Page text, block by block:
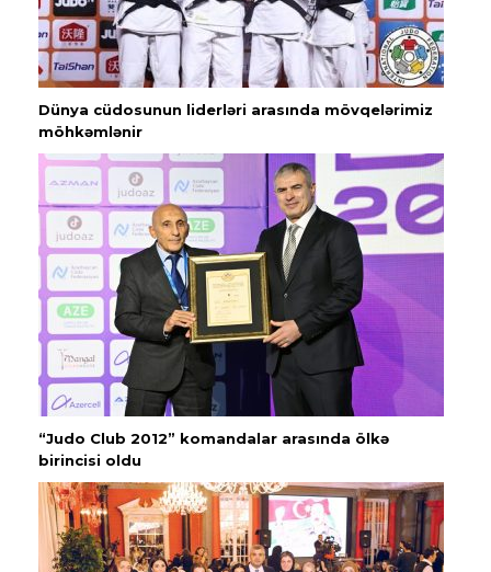
Dünya cüdosunun liderləri arasında mövqelərimiz
möhkəmlənir
“Judo Club 2012” komandalar arasında ölkə
birincisi oldu